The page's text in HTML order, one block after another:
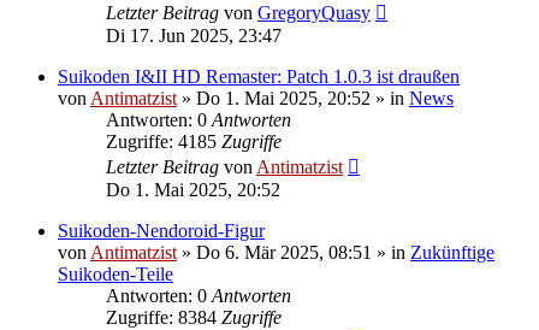
Letzter Beitrag von GregoryQuasy
Di 17. Jun 2025, 23:47
Suikoden I&II HD Remaster: Patch 1.0.3 ist draußen
von Antimatzist » Do 1. Mai 2025, 20:52 » in News
Antworten: 0 Antworten
Zugriffe: 4185 Zugriffe
Letzter Beitrag von Antimatzist
Do 1. Mai 2025, 20:52
Suikoden-Nendoroid-Figur
von Antimatzist » Do 6. Mär 2025, 08:51 » in Zukünftige
Suikoden-Teile
Antworten: 0 Antworten
Zugriffe: 8384 Zugriffe